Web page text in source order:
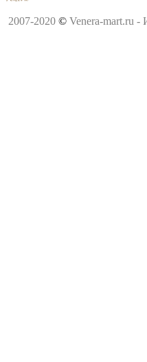
2007-2020 © Venera-mart.ru -